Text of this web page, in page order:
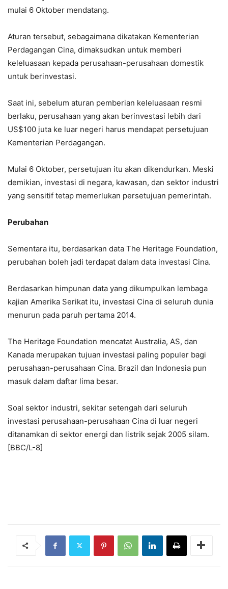
mulai 6 Oktober mendatang.
Aturan tersebut, sebagaimana dikatakan Kementerian
Perdagangan Cina, dimaksudkan untuk memberi
keleluasaan kepada perusahaan-perusahaan domestik
untuk berinvestasi.
Saat ini, sebelum aturan pemberian keleluasaan resmi
berlaku, perusahaan yang akan berinvestasi lebih dari
US$100 juta ke luar negeri harus mendapat persetujuan
Kementerian Perdagangan.
Mulai 6 Oktober, persetujuan itu akan dikendurkan. Meski
demikian, investasi di negara, kawasan, dan sektor industri
yang sensitif tetap memerlukan persetujuan pemerintah.
Perubahan
Sementara itu, berdasarkan data The Heritage Foundation,
perubahan boleh jadi terdapat dalam data investasi Cina.
Berdasarkan himpunan data yang dikumpulkan lembaga
kajian Amerika Serikat itu, investasi Cina di seluruh dunia
menurun pada paruh pertama 2014.
The Heritage Foundation mencatat Australia, AS, dan
Kanada merupakan tujuan investasi paling populer bagi
perusahaan-perusahaan Cina. Brazil dan Indonesia pun
masuk dalam daftar lima besar.
Soal sektor industri, sekitar setengah dari seluruh
investasi perusahaan-perusahaan Cina di luar negeri
ditanamkan di sektor energi dan listrik sejak 2005 silam.
[BBC/L-8]